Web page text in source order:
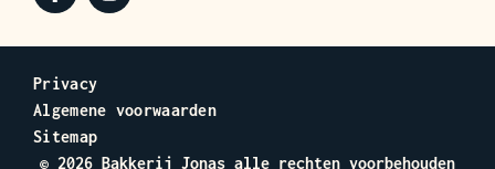
© 2026 Bakkerij Jonas alle rechten voorbehouden
Privacy
Algemene voorwaarden
Sitemap